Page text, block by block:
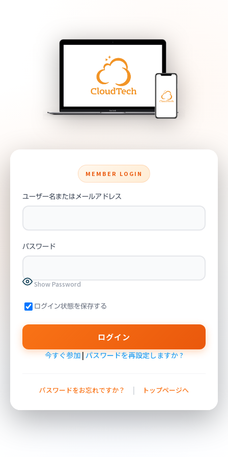
MEMBER LOGIN
ユーザー名またはメールアドレス
パスワード
Show Password
ログイン状態を保存する
今すぐ参加|パスワードを再設定しますか ?
パスワードをお忘れですか？ | トップページへ